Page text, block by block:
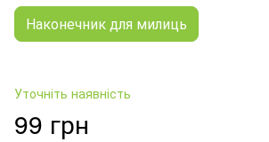
Наконечник для милиць
Уточніть наявність
99 грн